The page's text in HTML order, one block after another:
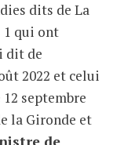
dits de La
1 qui ont
dit de
2022 et celui
septembre
la Gironde et